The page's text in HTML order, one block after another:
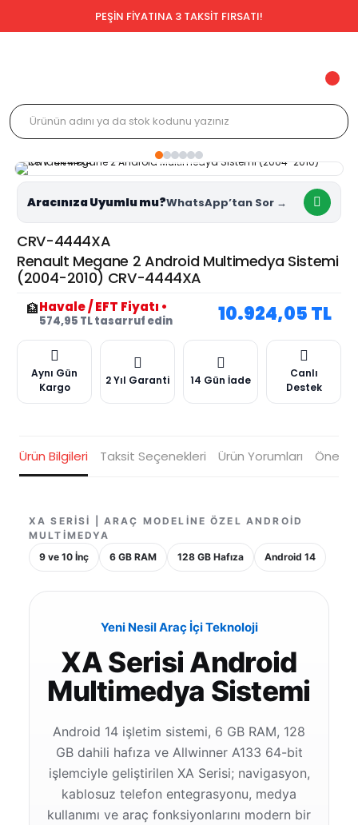
PEŞİN FİYATINA 3 TAKSİT FIRSATI!
Aracınıza Uyumlu mu?
CRV-4444XA
Renault Megane 2 Android Multimedya Sistemi
(2004-2010) CRV-4444XA
🏦Havale / EFT Fiyatı •
574,95 TL tasarruf edin 10.924,05 TL
Aynı Gün
Kargo
2 Yıl Garanti 14 Gün İade
Canlı
Destek
Ürün Bilgileri Taksit Seçenekleri Ürün Yorumları
XA SERISI | ARAÇ MODELINE ÖZEL ANDROID
MULTIMEDYA
9 ve 10 İnç
6 GB RAM 128 GB Hafıza Android 14
Yeni Nesil Araç İçi Teknoloji
XA Serisi Android
Multimedya Sistemi
Android 14 işletim sistemi, 6 GB RAM, 128
GB dahili hafıza ve Allwinner A133 64-bit
işlemciyle geliştirilen XA Serisi; navigasyon,
kablosuz telefon entegrasyonu, medya
kullanımı ve araç fonksiyonlarını modern bir